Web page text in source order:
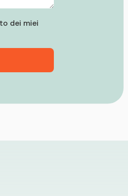
dei miei